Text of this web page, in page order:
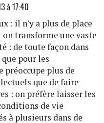
à 17:40
: il n'y a plus de place
on transforme une vaste
: de toute façon dans
pour les
préoccupe plus de
que de faire
: on préfère laisser les
de vie
à plusieurs dans de